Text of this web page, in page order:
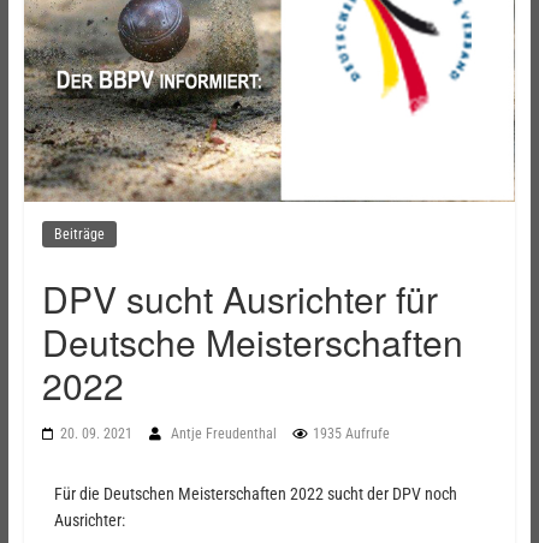
Beiträge
DPV sucht Ausrichter für
Deutsche Meisterschaften
2022
20. 09. 2021 Antje Freudenthal 1935 Aufrufe
Für die Deutschen Meisterschaften 2022 sucht der DPV noch
Ausrichter: